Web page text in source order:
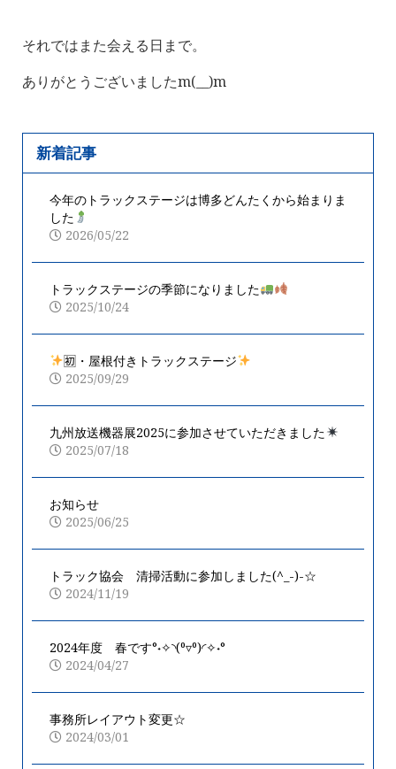
それではまた会える日まで。
ありがとうございましたm(__)m
新着記事
今年のトラックステージは博多どんたくから始まりま
した
2026/05/22
トラックステージの季節になりました
2025/10/24
🈠・屋根付きトラックステージ
2025/09/29
九州放送機器展2025に参加させていただきました
2025/07/18
お知らせ
2025/06/25
トラック協会 清掃活動に参加しました(^_-)-☆
2024/11/19
2024年度 春です°˖✧◝(⁰▿⁰)◜✧˖°
2024/04/27
事務所レイアウト変更☆
2024/03/01